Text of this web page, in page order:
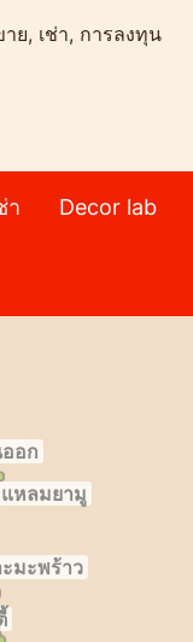
าย, เช่า, การลงทุน
า Decor lab
อก
แหลมยามู
ะมะพร้าว